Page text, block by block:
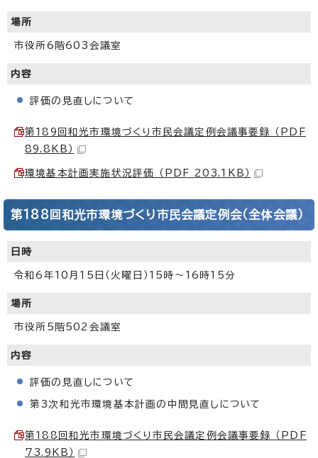
場所
市役所6階603会議室
内容
評価の見直しについて
第189回和光市環境づくり市民会議定例会議事要録 （PDF
89.8KB）
環境基本計画実施状況評価 （PDF 203.1KB）
第188回和光市環境づくり市民会議定例会（全体会議）
日時
令和6年10月15日（火曜日）15時～16時15分
場所
市役所5階502会議室
内容
評価の見直しについて
第3次和光市環境基本計画の中間見直しについて
第188回和光市環境づくり市民会議定例会議事要録 （PDF
73.9KB）